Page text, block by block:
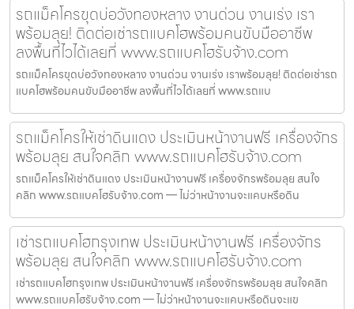
รถแม็คโครขุดบ่อวังทองหลาง งานด่วน งานเร่ง เรา
พร้อมลุย! ติดต่อเช่ารถแบคโฮพร้อมคนขับมืออาชีพ
ลงพื้นที่ไวได้เลยที่ www.รถแบคโฮรับจ้าง.com
รถแม็คโครขุดบ่อวังทองหลาง งานด่วน งานเร่ง เราพร้อมลุย! ติดต่อเช่ารถ
แบคโฮพร้อมคนขับมืออาชีพ ลงพื้นที่ไวได้เลยที่ www.รถแบ
รถแม็คโครให้เช่าดินแดง ประเมินหน้างานฟรี เครื่องจักร
พร้อมลุย สนใจคลิก www.รถแบคโฮรับจ้าง.com
รถแม็คโครให้เช่าดินแดง ประเมินหน้างานฟรี เครื่องจักรพร้อมลุย สนใจ
คลิก www.รถแบคโฮรับจ้าง.com — ไม่ว่าหน้างานจะแคบหรือดิน
เช่ารถแบคโฮกรุงเทพ ประเมินหน้างานฟรี เครื่องจักร
พร้อมลุย สนใจคลิก www.รถแบคโฮรับจ้าง.com
เช่ารถแบคโฮกรุงเทพ ประเมินหน้างานฟรี เครื่องจักรพร้อมลุย สนใจคลิก
www.รถแบคโฮรับจ้าง.com — ไม่ว่าหน้างานจะแคบหรือดินจะแข